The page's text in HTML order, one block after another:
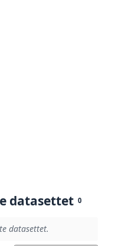
datasettet 0
datasettet.